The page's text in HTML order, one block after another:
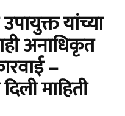
यांच्या
अनाधिकृत
–
माहिती